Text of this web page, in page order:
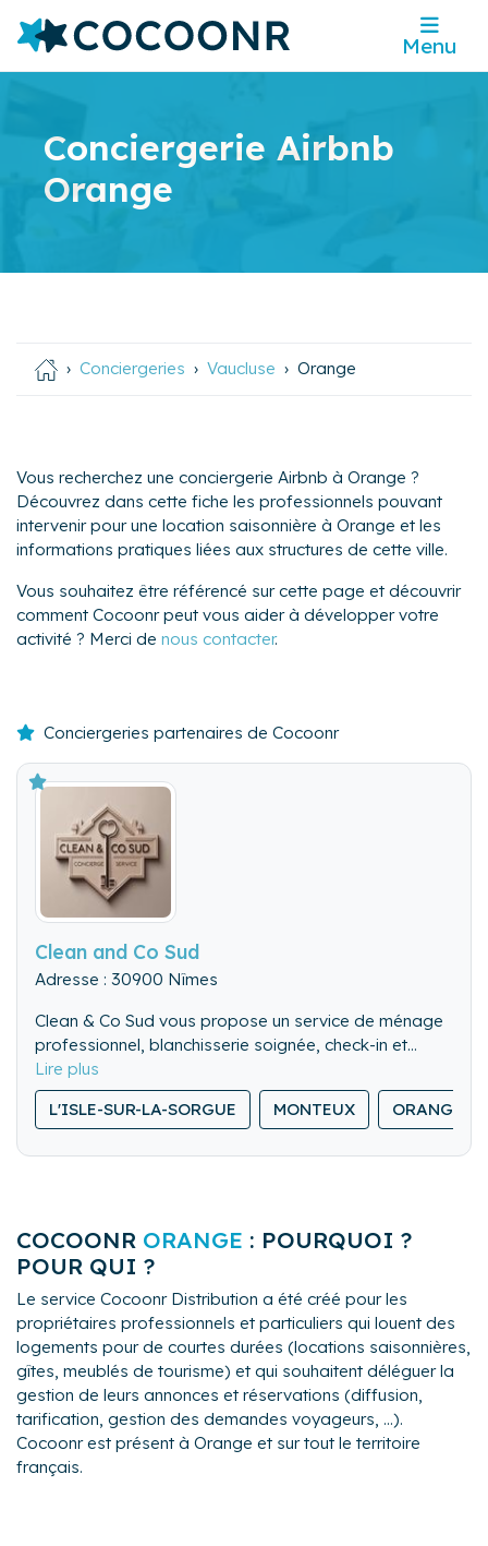
Menu
Conciergerie Airbnb
Orange
Conciergeries Vaucluse Orange
Vous recherchez une conciergerie Airbnb à Orange ?
Découvrez dans cette fiche les professionnels pouvant
intervenir pour une location saisonnière à Orange et les
informations pratiques liées aux structures de cette ville.
Vous souhaitez être référencé sur cette page et découvrir
comment Cocoonr peut vous aider à développer votre
activité ? Merci de nous contacter.
Conciergeries partenaires de Cocoonr
Clean and Co Sud
Adresse : 30900 Nîmes
Clean & Co Sud vous propose un service de ménage
professionnel, blanchisserie soignée, check-in et
check-out rigoureux pour vos locations saisonnières.
Notre équipe veille à la propreté et au confort de
chaque logement, avec un haut niveau d’exigence.
L'ISLE-SUR-LA-SORGUE MONTEUX ORANGE
COCOONR ORANGE : POURQUOI ?
POUR QUI ?
Le service Cocoonr Distribution a été créé pour les
propriétaires professionnels et particuliers qui louent des
logements pour de courtes durées (locations saisonnières,
gîtes, meublés de tourisme) et qui souhaitent déléguer la
gestion de leurs annonces et réservations (diffusion,
tarification, gestion des demandes voyageurs, ...).
Cocoonr est présent à Orange et sur tout le territoire
français.